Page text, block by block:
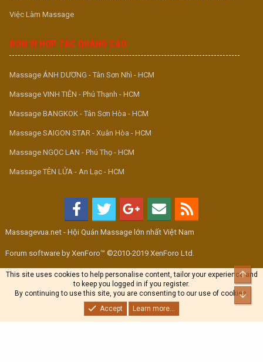
Việc Làm Massage
ĐƠN VỊ HỢP TÁC QUẢNG CÁO
Massage ÁNH DƯƠNG - Tân Sơn Nhì - HCM
Massage VINH TIÊN - Phú Thạnh - HCM
Massage BANGKOK - Tân Sơn Hòa - HCM
Massage SAIGON STAR - Xuân Hòa - HCM
Massage NGỌC LAN - Phú Thọ - HCM
Massage TÊN LỬA - An Lạc - HCM
Massagevua.net - Hội Quán Massage lớn nhất Việt Nam
Forum software by XenForo™ ©2010-2019 XenForo Ltd.
This site uses cookies to help personalise content, tailor your experience and
to keep you logged in if you register.
By continuing to use this site, you are consenting to our use of cookies.
Accept
Learn more...
Top